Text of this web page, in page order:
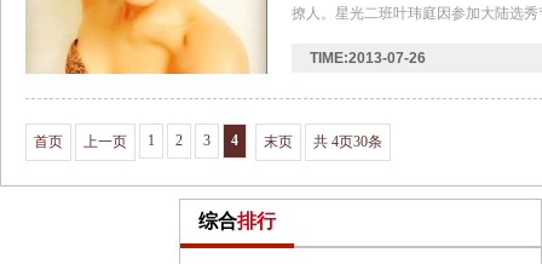
撩人。星光二班叶玮庭因参加大陆选
TIME:2013-07-26
首页 上一页 1 2 3 4 末页 共 4页30条
综合排行